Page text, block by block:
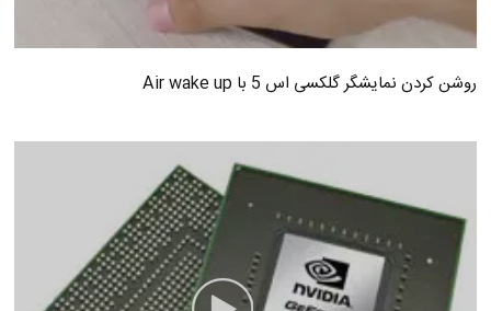
روشن کردن نمایشگر گلکسی اس 5 با Air wake up